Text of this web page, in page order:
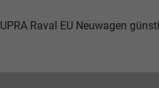
Raval EU Neuwagen